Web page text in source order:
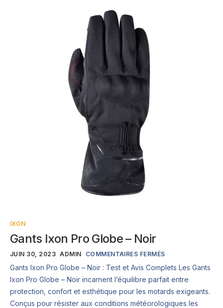
IXON
Gants Ixon Pro Globe – Noir
JUIN 30, 2023 ADMIN COMMENTAIRES FERMÉS
Gants Ixon Pro Globe – Noir : Test et Avis Complets Les Gants
Ixon Pro Globe – Noir incarnent l’équilibre parfait entre
protection, confort et esthétique pour les motards exigeants.
Conçus pour résister aux conditions météorologiques les